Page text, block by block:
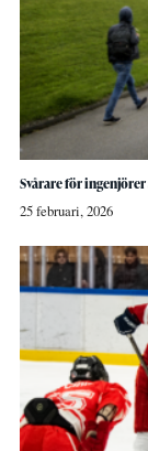
Svårare för
25 februari, 2026